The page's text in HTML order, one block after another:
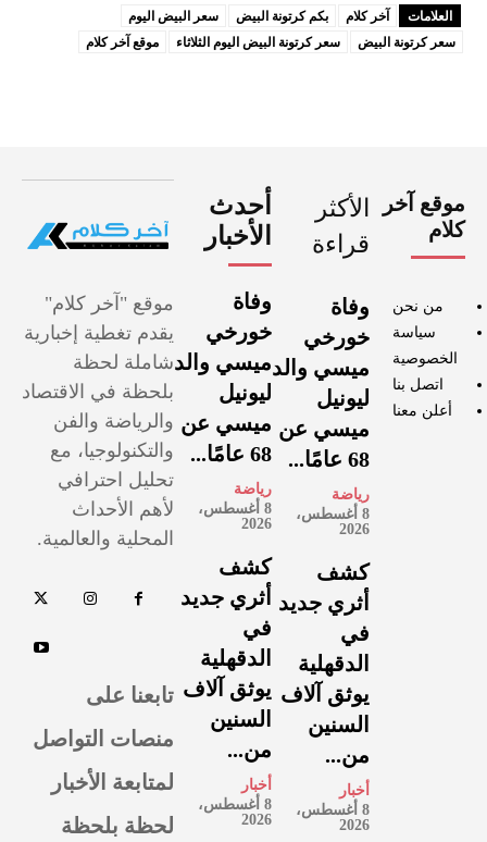
العلامات آخر كلام بكم كرتونة البيض
سعر البيض اليوم
سعر كرتونة البيض
سعر كرتونة البيض اليوم الثلاثاء موقع آخر كلام
موقع آخر
كلام
من نحن
سياسة
الخصوصية
اتصل بنا
أعلن معنا
الأكثر
قراءة
وفاة
خورخي
ميسي والد
ليونيل
ميسي عن
68 عامًا...
رياضة
8 أغسطس،
2026
كشف
أثري جديد
في
الدقهلية
يوثق آلاف
السنين
من...
أخبار
8 أغسطس،
2026
أحدث
الأخبار
وفاة
خورخي
ميسي والد
ليونيل
ميسي عن
68 عامًا...
رياضة
8 أغسطس،
2026
كشف
أثري جديد
في
الدقهلية
يوثق آلاف
السنين
من...
أخبار
8 أغسطس،
2026
موقع "آخر كلام"
يقدم تغطية إخبارية
شاملة لحظة
بلحظة في الاقتصاد
والرياضة والفن
والتكنولوجيا، مع
تحليل احترافي
لأهم الأحداث
المحلية والعالمية.
تابعنا على
منصات التواصل
لمتابعة الأخبار
لحظة بلحظة